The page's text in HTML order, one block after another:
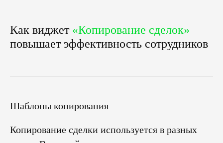
Как виджет «Копирование сделок»
повышает эффективность сотрудников
Шаблоны копирования
Копирование сделки используется в разных